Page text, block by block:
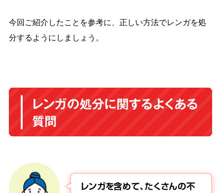
今回ご紹介したことを参考に、正しい方法でレンガを処
分するようにしましょう。
レンガの処分に関するよくある
質問
レンガを含めて、たくさんの不